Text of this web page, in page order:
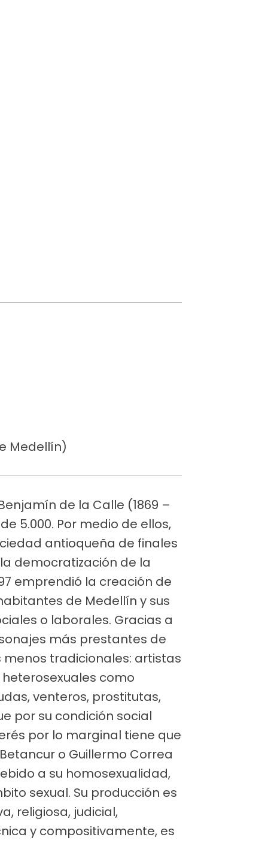
Medellín)
de la Calle (1869 –
5.000. Por medio de ellos,
antioqueña de finales
democratización de la
emprendió la creación de
de Medellín y sus
o laborales. Gracias a
más prestantes de
menos tradicionales: artistas
como
venteros, prostitutas,
por su condición social
por lo marginal tiene que
o Guillermo Correa
a su homosexualidad,
sexual. Su producción es
religiosa, judicial,
y compositivamente, es